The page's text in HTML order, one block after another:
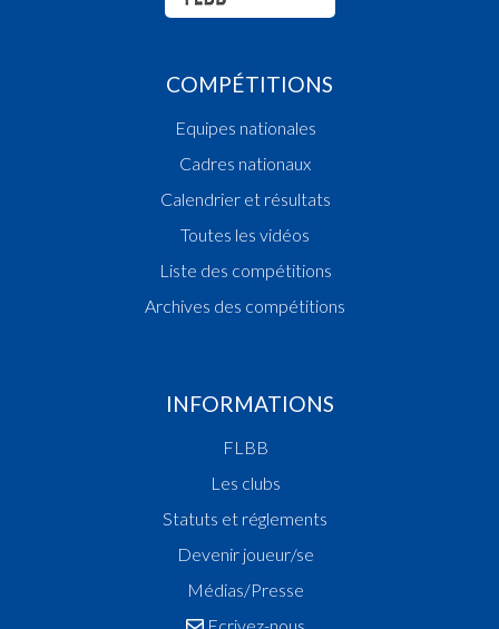
COMPÉTITIONS
Equipes nationales
Cadres nationaux
Calendrier et résultats
Toutes les vidéos
Liste des compétitions
Archives des compétitions
INFORMATIONS
FLBB
Les clubs
Statuts et réglements
Devenir joueur/se
Médias/Presse
Ecrivez-nous